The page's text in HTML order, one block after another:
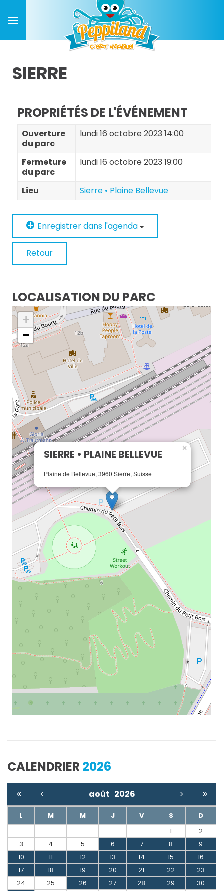
SIERRE
PROPRIÉTÉS DE L'ÉVÉNEMENT
Ouverture
du parc
lundi 16 octobre 2023 14:00
Fermeture
du parc
lundi 16 octobre 2023 19:00
Lieu Sierre • Plaine Bellevue
Enregistrer dans l'agenda
Retour
LOCALISATION DU PARC
SIERRE • PLAINE BELLEVUE
Plaine de Bellevue, 3960 Sierre, Suisse
×
+
−
CALENDRIER 2026
août 2026
L M M J V S
D
1
2
3
4 5 6 7 8
9
10
11 12 13 14 15
16
17
18 19 20 21 22
23
24
25 26 27 28 29
30